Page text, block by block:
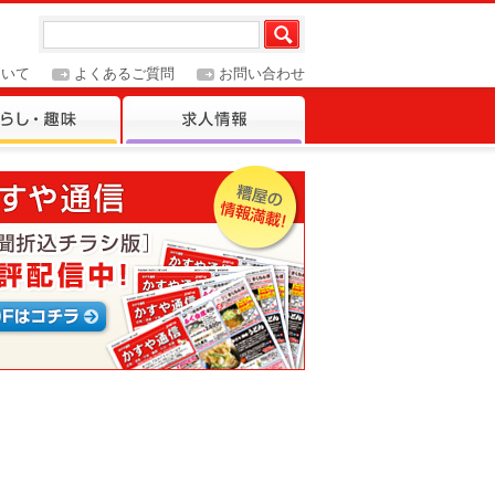
お問い合わせ
よくあるご質問
て